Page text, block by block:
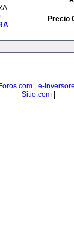
Precio
e-
Sitio.com